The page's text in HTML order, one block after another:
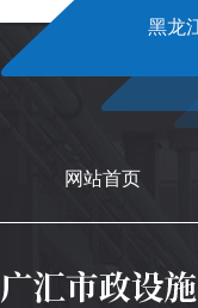
黑龙
网站首页